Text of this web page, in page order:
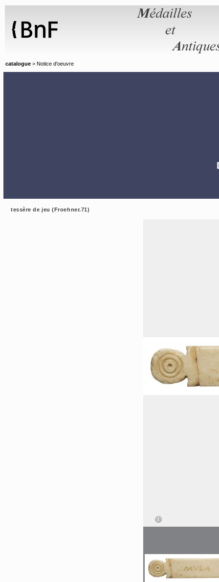
catalogue > Notice d'oeuvre
tessère de jeu (Froehner.71)